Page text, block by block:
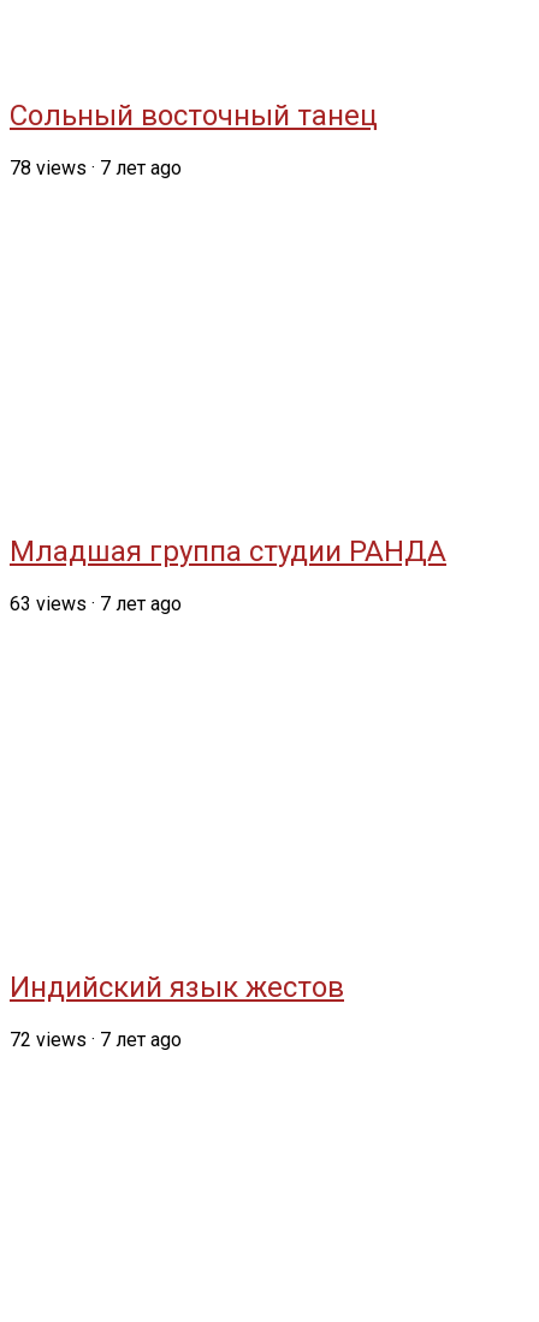
Сольный восточный танец
78 views · 7 лет ago
Младшая группа студии РАНДА
63 views · 7 лет ago
Индийский язык жестов
72 views · 7 лет ago